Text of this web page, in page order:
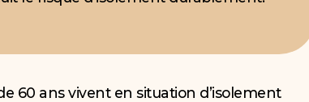
60 ans vivent en situation d’isolement